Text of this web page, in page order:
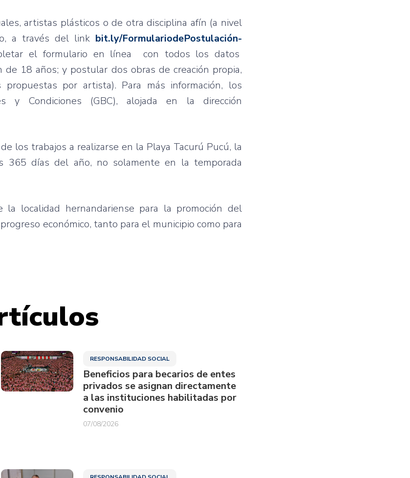
artistas plásticos o de otra disciplina afín (a nivel
a través del link bit.ly/FormulariodePostulación-
el formulario en línea con todos los datos
18 años; y postular dos obras de creación propia,
por artista). Para más información, los
Condiciones (GBC), alojada en la dirección
los trabajos a realizarse en la Playa Tacurú Pucú, la
días del año, no solamente en la temporada
localidad hernandariense para la promoción del
económico, tanto para el municipio como para
RESPONSABILIDAD SOCIAL
Beneficios para becarios de entes
privados se asignan directamente
a las instituciones habilitadas por
convenio
07/08/2026